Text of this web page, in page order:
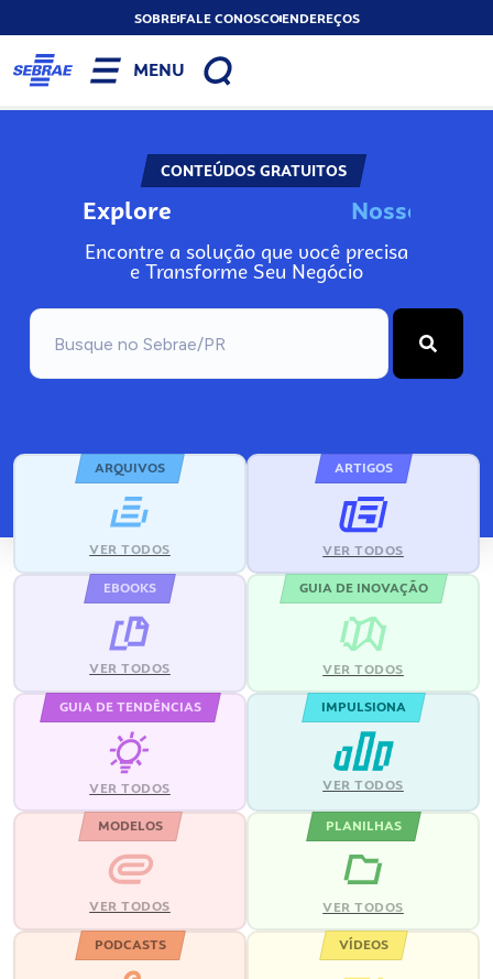
SOBREFALE CONOSCOENDEREÇOS
MENU
CONTEÚDOS GRATUITOS
Explore No
Encontre a solução que você precisa
e Transforme Seu Negócio
ARQUIVOS
VER TODOS
ARTIGOS
VER TODOS
EBOOKS
VER TODOS
GUIA DE INOVAÇÃO
VER TODOS
GUIA DE TENDÊNCIAS
VER TODOS
IMPULSIONA
VER TODOS
MODELOS
VER TODOS
PLANILHAS
VER TODOS
PODCASTS VÍDEOS